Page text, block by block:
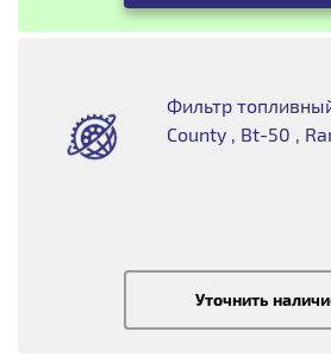
Фильтр
County , Bt-50 ,
Уточнить